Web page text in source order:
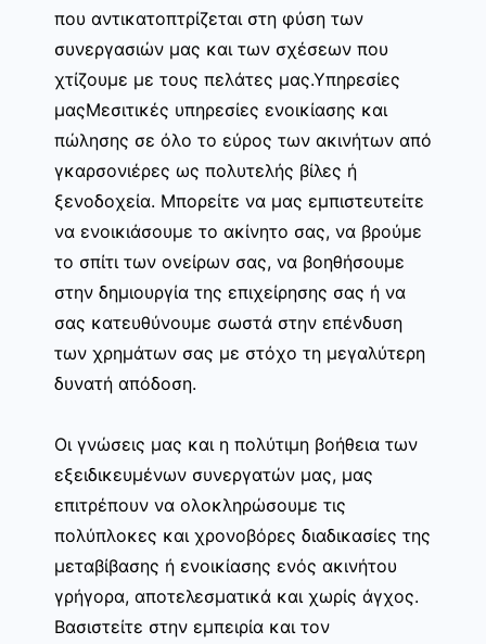
που αντικατοπτρίζεται στη φύση των
συνεργασιών μας και των σχέσεων που
χτίζουμε με τους πελάτες μας.Υπηρεσίες
μαςΜεσιτικές υπηρεσίες ενοικίασης και
πώλησης σε όλο το εύρος των ακινήτων από
γκαρσονιέρες ως πολυτελής βίλες ή
ξενοδοχεία. Μπορείτε να μας εμπιστευτείτε
να ενοικιάσουμε το ακίνητο σας, να βρούμε
το σπίτι των ονείρων σας, να βοηθήσουμε
στην δημιουργία της επιχείρησης σας ή να
σας κατευθύνουμε σωστά στην επένδυση
των χρημάτων σας με στόχο τη μεγαλύτερη
δυνατή απόδοση.
Οι γνώσεις μας και η πολύτιμη βοήθεια των
εξειδικευμένων συνεργατών μας, μας
επιτρέπουν να ολοκληρώσουμε τις
πολύπλοκες και χρονοβόρες διαδικασίες της
μεταβίβασης ή ενοικίασης ενός ακινήτου
γρήγορα, αποτελεσματικά και χωρίς άγχος.
Βασιστείτε στην εμπειρία και τον